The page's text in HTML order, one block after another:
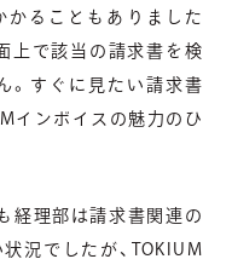
かることもありました
上で該当の請求書を検
。すぐに見たい請求書
インボイスの魅力のひ
経理部は請求書関連の
況でしたが、TOKIUM